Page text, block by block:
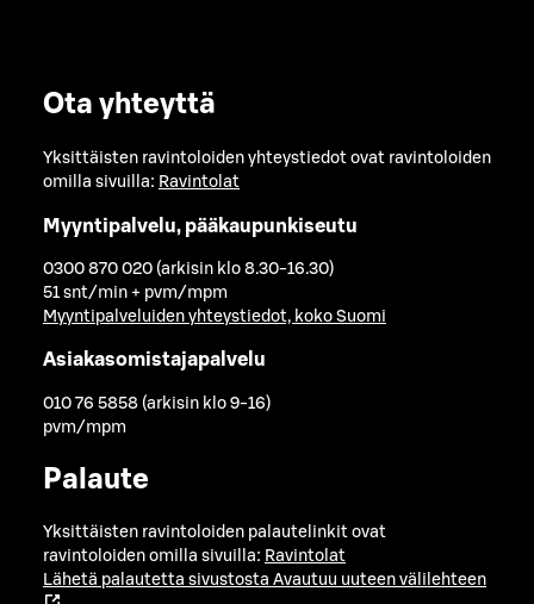
Ota yhteyttä
Yksittäisten ravintoloiden yhteystiedot ovat ravintoloiden
omilla sivuilla: Ravintolat
Myyntipalvelu, pääkaupunkiseutu
0300 870 020 (arkisin klo 8.30-16.30)
51 snt/min + pvm/mpm
Myyntipalveluiden yhteystiedot, koko Suomi
Asiakasomistajapalvelu
010 76 5858 (arkisin klo 9-16)
pvm/mpm
Palaute
Yksittäisten ravintoloiden palautelinkit ovat
ravintoloiden omilla sivuilla: Ravintolat
Lähetä palautetta sivustosta Avautuu uuteen välilehteen